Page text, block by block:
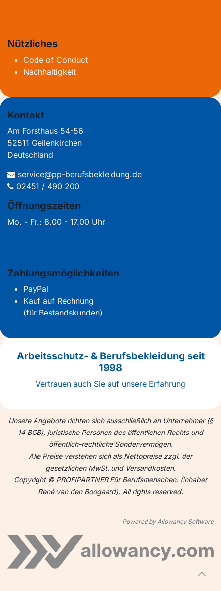
Nützliches
Code of Conduct
Nachhaltigkeit
Kontakt
Am Forsthaus 54-56
52511 Geilenkirchen
Deutschland
service@pp-berufsbekleidung.de
02451 / 490 200
Öffnungszeiten
Mo. - Fr.: 8.00 - 17.00 Uhr
Zahlungsmöglichkeiten
PayPal
Kauf auf Rechnung
(für Bestandskunden)
Arbeitsschutz- & Berufsbekleidung seit
1998
Vertrauen auch Sie auf unsere Erfahrung
Unsere Angebote richten sich ausschließlich an Unternehmer (§
14 BGB), juristische Personen des öffentlichen Rechts und
öffentlich-rechtliche Sondervermögen.
Alle Preise verstehen sich als Nettopreise zzgl. der
gesetzlichen MwSt. und Versandkosten.
Copyright © PROFIPARTNER Für Berufsmenschen. (Inhaber
René van den Boogaard). All rights reserved.
Powered by Allowancy Software